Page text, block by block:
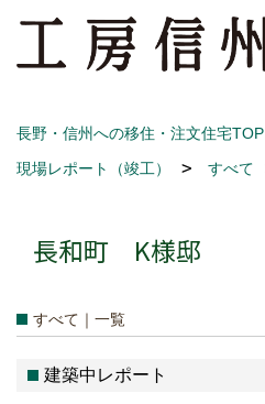
長野・信州への移住・注文住宅TOP
現場レポート（竣工）
すべて
長和町 K様邸
すべて｜一覧
建築中レポート